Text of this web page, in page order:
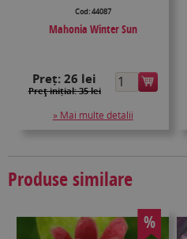
Cod: 44087
Mahonia Winter Sun
Preț:26 lei
Preţ inițial: 35 lei
» Mai multe detalii
Produse similare
%